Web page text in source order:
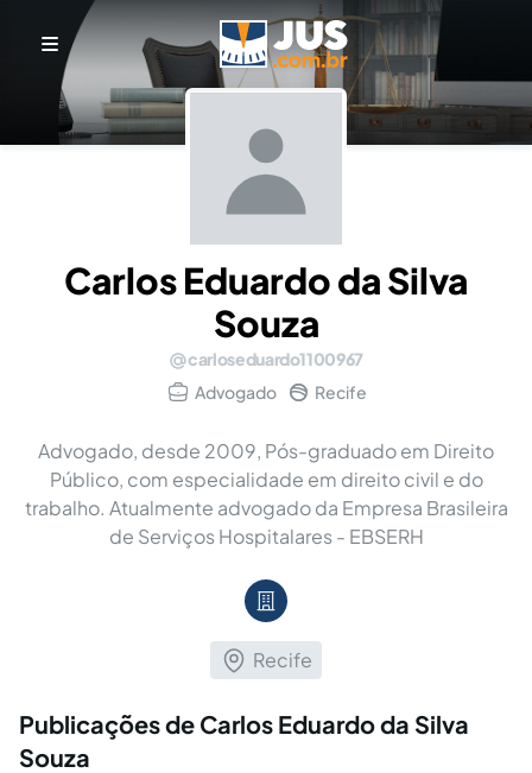
Carlos Eduardo da Silva
Souza
carloseduardo1100967
Advogado
Recife
Advogado, desde 2009, Pós-graduado em Direito
Público, com especialidade em direito civil e do
trabalho. Atualmente advogado da Empresa Brasileira
de Serviços Hospitalares - EBSERH
Recife
Publicações de Carlos Eduardo da Silva
Souza